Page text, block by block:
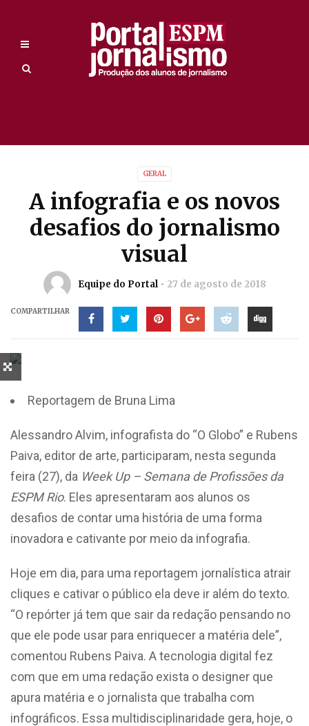
GERAL
A infografia e os novos
desafios do jornalismo
visual
Equipe do Portal 27 de agosto de 2018
COMPARTILHAR
Reportagem de Bruna Lima
Alessandro Alvim, infografista do “O Globo” e Rubens
Paiva, editor de arte, participaram, nesta segunda
feira (27), da Week Up – Semana de Profissões da
ESPM Rio. Eles apresentaram aos alunos os
desafios de contar uma história de uma forma
inovadora e cativante por meio da infografia.
Hoje em dia, para uma reportagem jornalística atrair
cliques e cativar o público ela deve ir além do texto.
“O repórter já tem que sair da redação pensando no
que ele pode usar para enriquecer a matéria dele”,
comentou Rubens Paiva. A tecnologia digital fez
com que em uma redação exista o designer que
apura matéria e o jornalista que trabalha com
infográficos. Essa multidisciplinaridade gera, hoje, o